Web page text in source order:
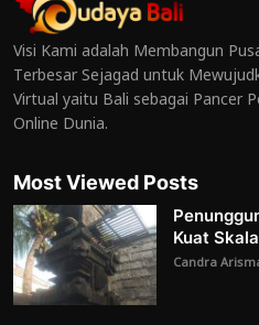
Visi Kami adalah Membangun
Terbesar Sejagad untuk
Virtual yaitu Bali sebagai Pancer
Online Dunia.
Most Viewed Posts
Kuat
Candra